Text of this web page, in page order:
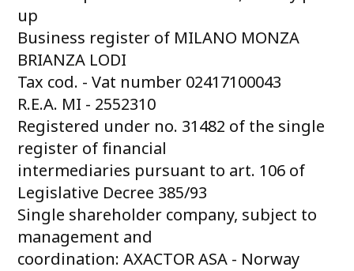
up
Business register of MILANO MONZA
BRIANZA LODI
Tax cod. - Vat number 02417100043
R.E.A. MI - 2552310
Registered under no. 31482 of the single
register of financial
intermediaries pursuant to art. 106 of
Legislative Decree 385/93
Single shareholder company, subject to
management and
coordination: AXACTOR ASA - Norway